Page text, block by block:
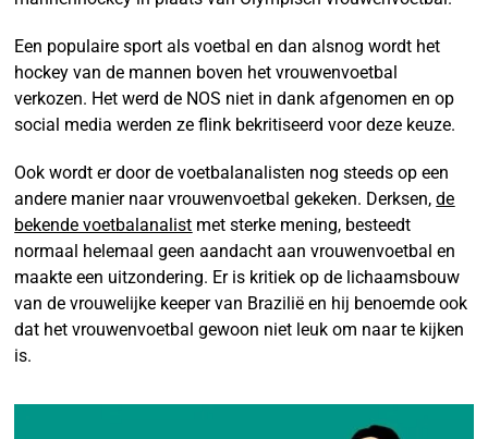
Een populaire sport als voetbal en dan alsnog wordt het
hockey van de mannen boven het vrouwenvoetbal
verkozen. Het werd de NOS niet in dank afgenomen en op
social media werden ze flink bekritiseerd voor deze keuze.
Ook wordt er door de voetbalanalisten nog steeds op een
andere manier naar vrouwenvoetbal gekeken. Derksen,de
bekende voetbalanalist met sterke mening, besteedt
normaal helemaal geen aandacht aan vrouwenvoetbal en
maakte een uitzondering. Er is kritiek op de lichaamsbouw
van de vrouwelijke keeper van Brazilië en hij benoemde ook
dat het vrouwenvoetbal gewoon niet leuk om naar te kijken
is.